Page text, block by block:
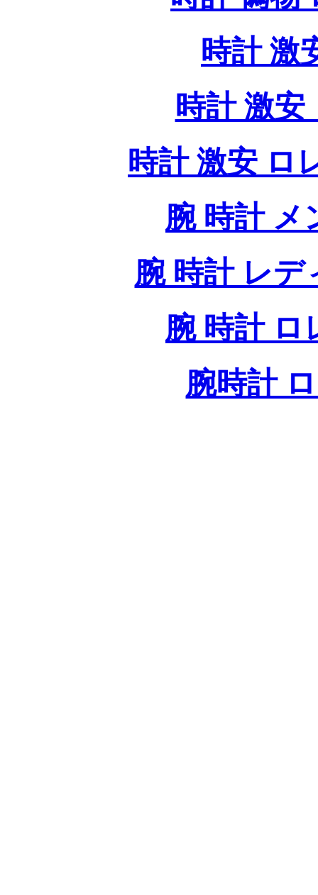
時計 激
時計 激安
時計 激安 ロ
腕 時計 メ
腕 時計 レデ
腕 時計 ロ
腕時計